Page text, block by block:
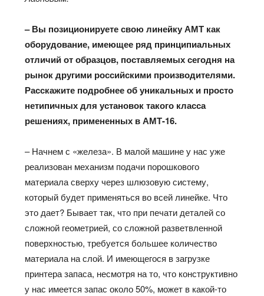
– Вы позиционируете свою линейку АМТ как
оборудование, имеющее ряд принципиальных
отличий от образцов, поставляемых сегодня на
рынок другими российскими производителями.
Расскажите подробнее об уникальных и просто
нетипичных для установок такого класса
решениях, примененных в АМТ-16.
– Начнем с «железа». В малой машине у нас уже
реализован механизм подачи порошкового
материала сверху через шлюзовую систему,
который будет применяться во всей линейке. Что
это дает? Бывает так, что при печати деталей со
сложной геометрией, со сложной разветвленной
поверхностью, требуется большее количество
материала на слой. И имеющегося в загрузке
принтера запаса, несмотря на то, что конструктивно
у нас имеется запас около 50%, может в какой-то